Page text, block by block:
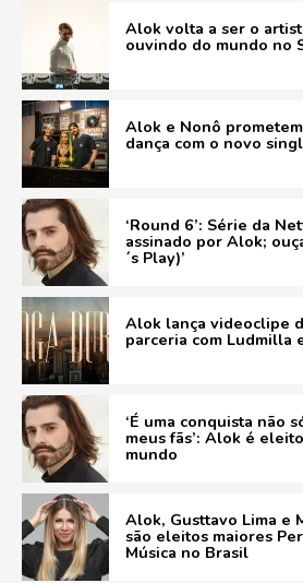
Alok volta a ser o
ouvindo do mundo no
Alok e Nonô
dança com o novo
‘Round 6’: Série da
assinado por Alok;
´s Play)’
Alok lança videoclipe
parceria com Ludmilla
‘É uma conquista não
meus fãs’: Alok é
mundo
Alok, Gusttavo Lima e
são eleitos maiores
Música no Brasil